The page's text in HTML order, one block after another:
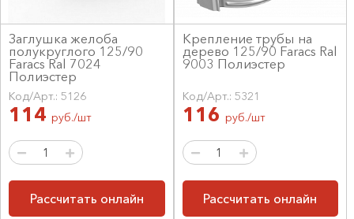
Заглушка желоба
полукруглого 125/90
Faracs Ral 7024
Полиэстер
Код/Арт.: 5126
114 руб./шт
Рассчитать онлайн
Крепление трубы на
дерево 125/90 Faracs Ral
9003 Полиэстер
Код/Арт.: 5321
116 руб./шт
Рассчитать онлайн